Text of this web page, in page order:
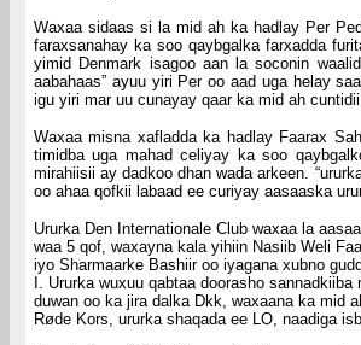
Waxaa sidaas si la mid ah ka hadlay Per
faraxsanahay ka soo qaybgalka farxadda
yimid Denmark isagoo aan la soconin
aabahaas” ayuu yiri Per oo aad uga helay
igu yiri mar uu cunayay qaar ka mid ah
Waxaa misna xafladda ka hadlay Faarax
timidba uga mahad celiyay ka soo
mirahiisii ay dadkoo dhan wada arkeen.
oo ahaa qofkii labaad ee curiyay aasaaska
Ururka Den Internationale Club waxaa la
waa 5 qof, waxayna kala yihiin Nasiib Weli
iyo Sharmaarke Bashiir oo iyagana xubno
I. Ururka wuxuu qabtaa doorasho
duwan oo ka jira dalka Dkk, waxaana ka mid
Røde Kors, ururka shaqada ee LO, naadiga